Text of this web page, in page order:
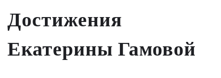
Достижения
Екатерины Гамовой